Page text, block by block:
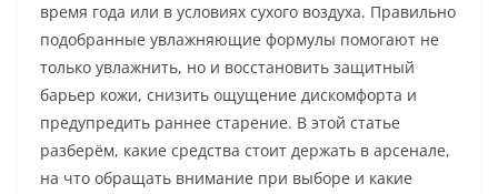
время года или в условиях сухого воздуха. Правильно
подобранные увлажняющие формулы помогают не
только увлажнить, но и восстановить защитный
барьер кожи, снизить ощущение дискомфорта и
предупредить раннее старение. В этой статье
разберём, какие средства стоит держать в арсенале,
на что обращать внимание при выборе и какие